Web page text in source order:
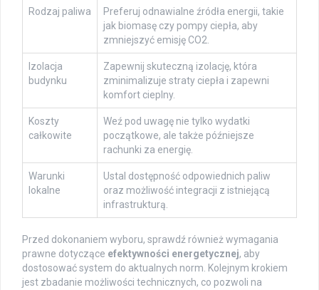
Rodzaj paliwa
Preferuj odnawialne źródła energii, takie
jak biomasę czy pompy ciepła, aby
zmniejszyć emisję CO2.
Izolacja
budynku
Zapewnij skuteczną izolację, która
zminimalizuje straty ciepła i zapewni
komfort cieplny.
Koszty
całkowite
Weź pod uwagę nie tylko wydatki
początkowe, ale także późniejsze
rachunki za energię.
Warunki
lokalne
Ustal dostępność odpowiednich paliw
oraz możliwość integracji z istniejącą
infrastrukturą.
Przed dokonaniem wyboru, sprawdź również wymagania
prawne dotyczące efektywności energetycznej, aby
dostosować system do aktualnych norm. Kolejnym krokiem
jest zbadanie możliwości technicznych, co pozwoli na